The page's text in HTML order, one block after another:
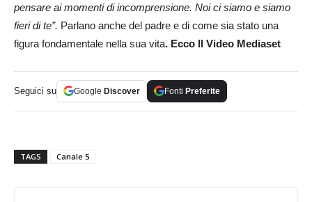
pensare ai momenti di incomprensione. Noi ci siamo e siamo
fieri di te”. Parlano anche del padre e di come sia stato una
figura fondamentale nella sua vita. Ecco Il Video Mediaset
Seguici su Google Discover Fonti Preferite
TAGS Canale 5